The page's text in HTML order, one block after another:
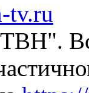
tv.ru